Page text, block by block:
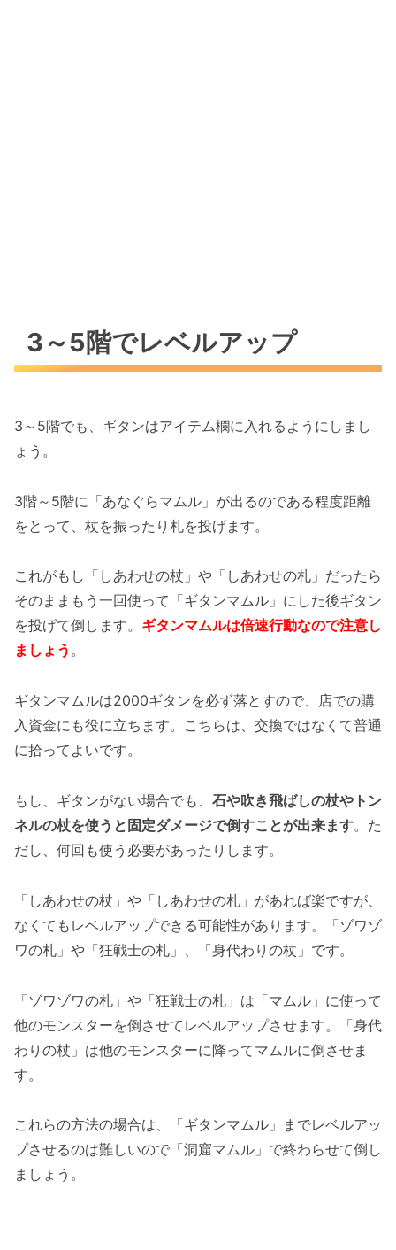
3～5階でレベルアップ
3～5階でも、ギタンはアイテム欄に入れるようにしまし
ょう。
3階～5階に「あなぐらマムル」が出るのである程度距離
をとって、杖を振ったり札を投げます。
これがもし「しあわせの杖」や「しあわせの札」だったら
そのままもう一回使って「ギタンマムル」にした後ギタン
を投げて倒します。 ギタンマムルは倍速行動なので注意し
ましょう 。
ギタンマムルは2000ギタンを必ず落とすので、店での購
入資金にも役に立ちます。こちらは、交換ではなくて普通
に拾ってよいです。
もし、ギタンがない場合でも、 石や吹き飛ばしの杖やトン
ネルの杖を使うと固定ダメージで倒すことが出来ます。た
だし、何回も使う必要があったりします。
「しあわせの杖」や「しあわせの札」があれば楽ですが、
なくてもレベルアップできる可能性があります。「ゾワゾ
ワの札」や「狂戦士の札」、「身代わりの杖」です。
「ゾワゾワの札」や「狂戦士の札」は「マムル」に使って
他のモンスターを倒させてレベルアップさせます。「身代
わりの杖」は他のモンスターに降ってマムルに倒させま
す。
これらの方法の場合は、「ギタンマムル」までレベルアッ
プさせるのは難しいので「洞窟マムル」で終わらせて倒し
ましょう。